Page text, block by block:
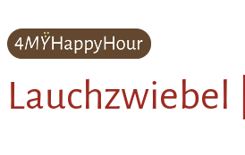
Lauchzwiebel